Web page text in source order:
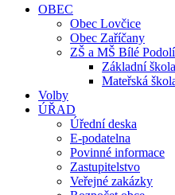
OBEC
Obec Lovčice
Obec Zaříčany
ZŠ a MŠ Bílé Podolí
Základní škola
Mateřská
Volby
ÚŘAD
Úřední deska
E-podatelna
Povinné informace
Zastupitelstvo
Veřejné zakázky